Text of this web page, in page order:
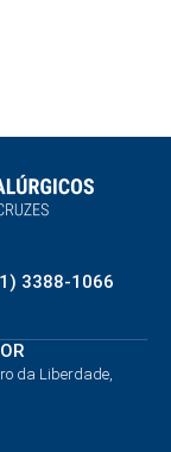
3388-1066
da Liberdade,